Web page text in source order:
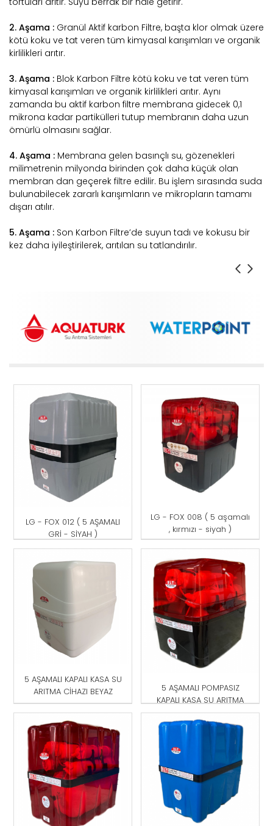
2. Aşama : Granül Aktif karbon Filtre, başta klor olmak üzere
kötü koku ve tat veren tüm kimyasal karışımları ve organik
kirlilikleri arıtır.
3. Aşama : Blok Karbon Filtre kötü koku ve tat veren tüm
kimyasal karışımları ve organik kirlilikleri arıtır. Aynı
zamanda bu aktif karbon filtre membrana gidecek 0,1
mikrona kadar partikülleri tutup membranın daha uzun
ömürlü olmasını sağlar.
4. Aşama : Membrana gelen basınçlı su, gözenekleri
milimetrenin milyonda birinden çok daha küçük olan
membran dan geçerek filtre edilir. Bu işlem sırasında suda
bulunabilecek zararlı karışımların ve mikropların tamamı
dışarı atılır.
5. Aşama : Son Karbon Filtre’de suyun tadı ve kokusu bir
kez daha iyileştirilerek, arıtılan su tatlandırılır.
LG - FOX 012 ( 5 AŞAMALI
GRİ - SİYAH )
LG - FOX 008 ( 5 aşamalı
, kırmızı - siyah )
5 AŞAMALI KAPALI KASA SU
ARITMA CİHAZI BEYAZ
5 AŞAMALI POMPASIZ
KAPALI KASA SU ARITMA
CİHAZI KIRMIZI -SİYAH